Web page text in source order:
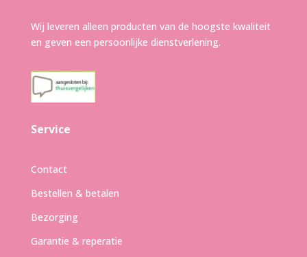
Wij leveren alleen producten van de hoogste kwaliteit
en geven een persoonlijke dienstverlening.
Service
Contact
Bestellen & betalen
Bezorging
Garantie & reperatie